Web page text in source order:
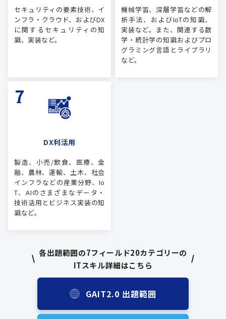
セキュリティの要素技術、イ
ンフラ・クラウド、およびDX
に関するセキュリティの知
識、実装など。
機械学習、深層学習などの解
析手法、およびIoTの知識、
実装など。また、関連する数
学・統計学の知識およびプロ
グラミング言語とライブラリ
など。
DX利活用
製造、小売/飲食、医療、金
融、農林、運輸、土木、社会
インフラなどの産業分野、Io
T、AIのさまざまなデータ・
技術活用とビジネス実装の知
識など。
各出題範囲の7フィールド20カテゴリーの
ITスキル詳細はこちら
GAIT2.0 出題範囲